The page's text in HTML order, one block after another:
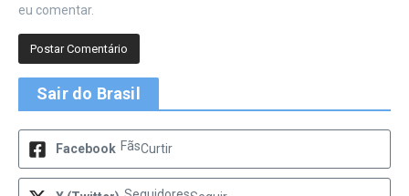
eu comentar.
Sair do Brasil
Facebook FãsCurtir